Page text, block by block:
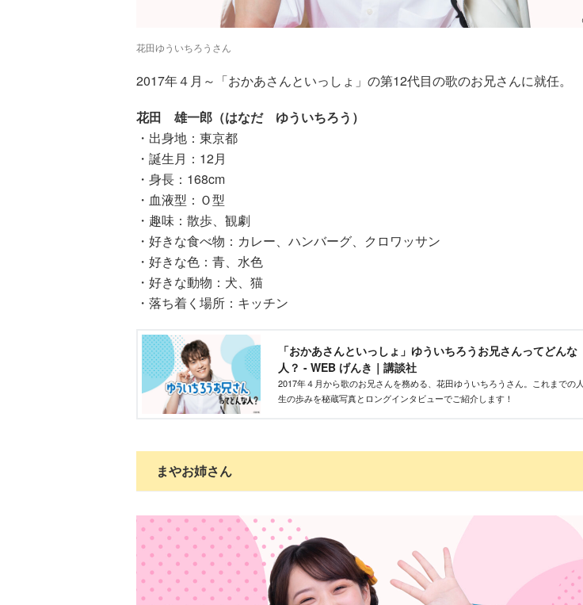
花田ゆういちろうさん
2017年４月～「おかあさんといっしょ」の第12代目の歌のお兄さんに就任。
花田 雄一郎（はなだ ゆういちろう）
・出身地：東京都
・誕生月：12月
・身長：168cm
・血液型：Ｏ型
・趣味：散歩、観劇
・好きな食べ物：カレー、ハンバーグ、クロワッサン
・好きな色：青、水色
・好きな動物：犬、猫
・落ち着く場所：キッチン
「おかあさんといっしょ」ゆういちろうお兄さんってどんな
人？ - WEB げんき｜講談社
2017年４月から歌のお兄さんを務める、花田ゆういちろうさん。これまでの人
生の歩みを秘蔵写真とロングインタビューでご紹介します！
まやお姉さん